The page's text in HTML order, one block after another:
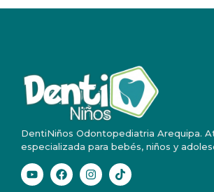
DentiNiños Odontopediatria Arequipa.
especializada para bebés, niños y